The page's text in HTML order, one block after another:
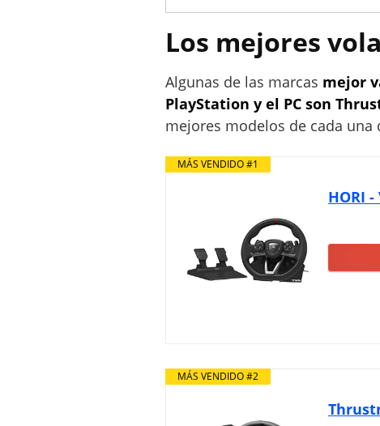
Los mejores
Algunas de las marcas mejor
PlayStation y el PC son
mejores modelos de cada
MÁS VENDIDO #1
HORI
MÁS VENDIDO #2